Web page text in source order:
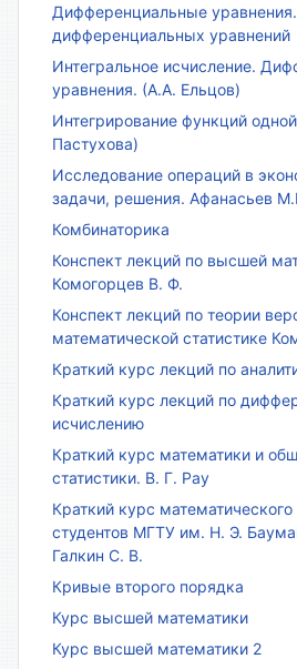
Дифференциальные
дифференциальных уравнений
Интегральное исчисление.
уравнения. (А.А. Ельцов)
Интегрирование функций
Пастухова)
Исследование операций в
задачи, решения. Афанасьев
Комбинаторика
Конспект лекций по высшей
Комогорцев В. Ф.
Конспект лекций по теории
математической статистике
Краткий курс лекций по
Краткий курс лекций по
исчислению
Краткий курс математики и
статистики. В. Г. Рау
Краткий курс математического
студентов МГТУ им. Н. Э.
Галкин С. В.
Кривые второго порядка
Курс высшей математики
Курс высшей математики 2